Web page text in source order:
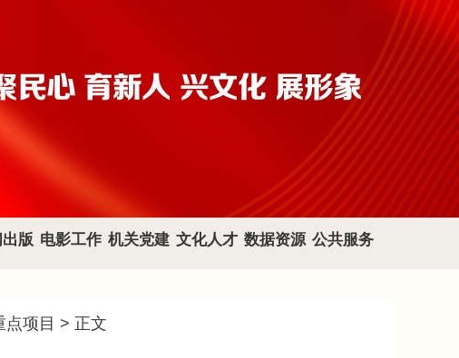
版 电影工作 机关党建 文化人才 数据资源 公共服务
点项目 > 正文